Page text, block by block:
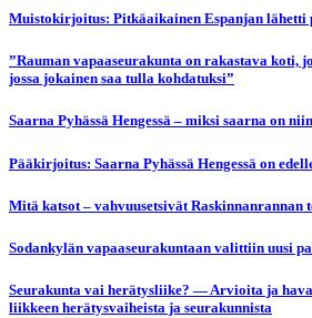
Muistokirjoitus: Pitkäaikainen Espanjan lähetti
”Rauman vapaaseurakunta on rakastava koti,
jossa jokainen saa tulla kohdatuksi”
Saarna Pyhässä Hengessä – miksi saarna on
Pääkirjoitus: Saarna Pyhässä Hengessä on
Mitä katsot – vahvuusetsivät
Sodankylän vapaaseurakuntaan valittiin uusi
Seurakunta vai herätysliike? — Arvioita ja
liikkeen herätysvaiheista ja seurakunnista